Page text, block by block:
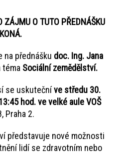
ZÁJMU O TUTO PŘEDNÁŠKU
na přednášku doc. Ing. Jana
Sociální zemědělství.
se uskutečníve středu 30.
hod. ve velké aule VOŠ
Praha 2.
představuje nové možnosti
lidí se zdravotním nebo